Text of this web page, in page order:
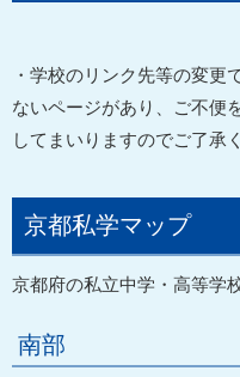
・学校のリンク先等の変更
ないページがあり、ご不便
してまいりますのでご了承
京都私学マップ
京都府の私立中学・高等学
南部